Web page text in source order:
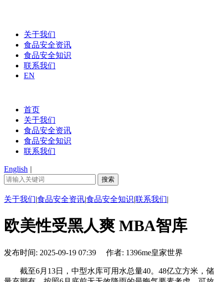
关于我们
食品安全资讯
食品安全知识
联系我们
EN
首页
关于我们
食品安全资讯
食品安全知识
联系我们
English |
关于我们|食品安全资讯|食品安全知识|联系我们|
欧美性受黑人爽 MBA智库
发布时间: 2025-09-19 07:39 作者: 1396me皇家世界
截至6月13日，中型水库可用水总量40。48亿立方米，储